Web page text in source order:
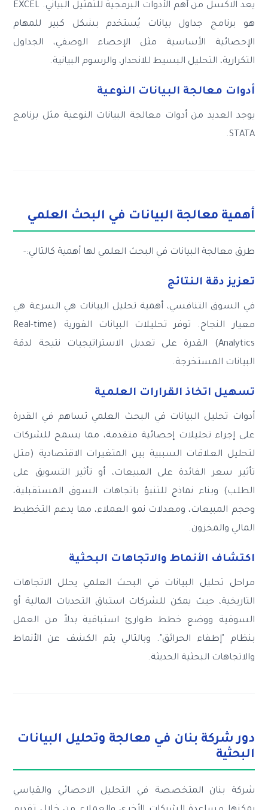
يعد الاكسل من أهم الأدوات البرمجية للتمثيل البياني. EXCEL
هو برنامج جداول بيانات يُستخدم بشكل كبير للمهام
الإحصائية الأساسية مثل الإحصاء الوصفي، الجداول
التكرارية، التحليل البسيط للانحدار، والرسوم البيانية.
أدوات معالجة البيانات النوعية
يوجد العديد من أدوات معالجة البيانات النوعية مثل برنامج
STATA.
أهمية معالجة البيانات في البحث العلمي
طرق معالجة البيانات في البحث العلمي لها أهمية كالتالي:-
تعزيز دقة النتائج
في السوق التنافسي، أهمية تحليل البيانات هي السرعة هي
معيار النجاح. توفر تحليلات البيانات الفورية (Real-time
Analytics) القدرة على تعديل الاستراتيجيات نتيجة لدقة
البيانات المستخرجة.
تسهيل اتخاذ القرارات العلمية
أدوات تحليل البيانات في البحث العلمي تساهم في القدرة
على إجراء تحليلات إحصائية متقدمة، مما يسمح للشركات
لتحليل العلاقات السببية بين المتغيرات الاقتصادية (مثل
تأثير سعر الفائدة على المبيعات، أو تأثير التسويق على
الطلب) وبناء نماذج للتنبؤ باتجاهات السوق المستقبلية،
وحجم المبيعات، ومعدلات نمو العملاء، مما يدعم التخطيط
المالي والمخزون.
اكتشاف الأنماط والاتجاهات البحثية
مراحل تحليل البيانات في البحث العلمي يحلل الاتجاهات
التاريخية، حيث يمكن للشركات استباق التحديات المالية أو
السوقية ووضع خطط طوارئ استباقية بدلاً من العمل
بنظام "إطفاء الحرائق". وبالتالي يتم الكشف عن الأنماط
والاتجاهات البحثية الحديثة.
دور شركة بنان في معالجة وتحليل البيانات
البحثية
شركة بنان المتخصصة في التحليل الاحصائي والقياسي